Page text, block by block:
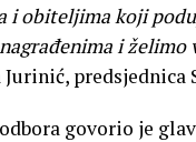
i obiteljima koji
i želimo
predsjednica
govorio je